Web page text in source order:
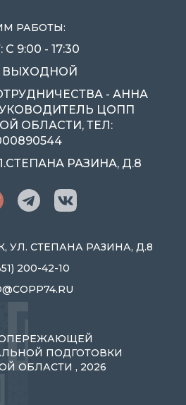
РАБОТЫ:
9:00 - 17:30
ВЫХОДНОЙ
- АННА
ЦОПП
ОБЛАСТИ, ТЕЛ:
РАЗИНА, Д.8
УЛ. СТЕПАНА РАЗИНА, Д.8
200-42-10
ПОДГОТОВКИ
ОБЛАСТИ , 2026